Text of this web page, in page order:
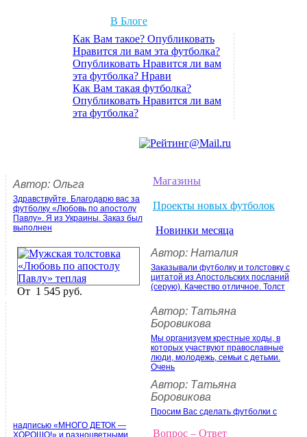
В Блоге
Как Вам такое? Опубликовать
Нравится ли вам эта футболка?
Опубликовать Нравится ли вам
эта футболка? Нрави
Как Вам такая футболка?
Опубликовать Нравится ли вам
эта футболка?
Магазины
Проекты новых футболок
Новинки месяца
От 1 545 руб.
Вопрос – Ответ
Автор: Ольга
Здравствуйте. Благодарю вас за
футболку «Любовь по апостолу
Павлу». Я из Украины. Заказ был
выполнен
Автор: Наталия
Заказывали футболку и толстовку с
цитатой из Апостольских посланий
(серую). Качество отличное. Толст
Автор: Татьяна
Боровикова
Мы организуем крестные ходы, в
которых участвуют православные
люди, молодежь, семьи с детьми.
Очень
Автор: Татьяна
Боровикова
Просим Вас сделать футболки с
надписью «МНОГО ДЕТОК —
ХОРОШО!» и разноцветными